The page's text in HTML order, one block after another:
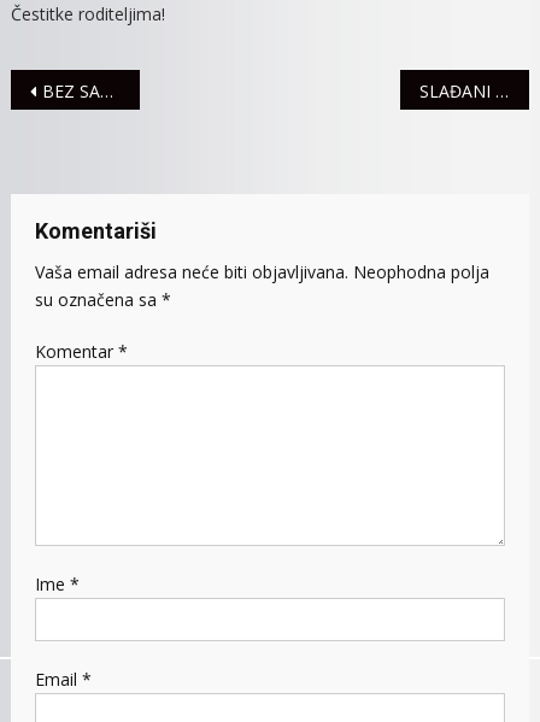
Čestitke roditeljima!
Navigacija
BEZ SAOBRAĆAJNIH NEZGODA SLAĐANI MILENKOVIĆ URUČENA KNJIŽEVNA NAGRADA „STRAŽILOVO”
Komentariši
Vaša email adresa neće biti objavljivana. Neophodna polja
su označena sa *
Komentar *
Ime *
Email *